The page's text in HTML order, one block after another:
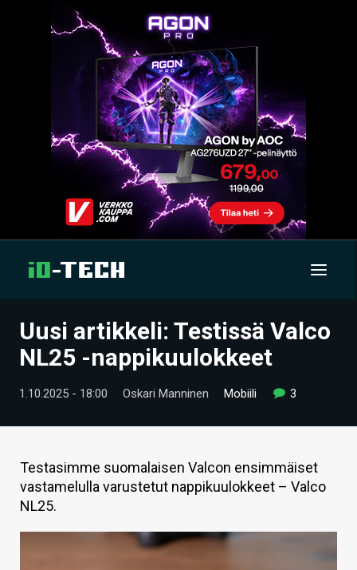
UUTISET
TIETOA
HINTA.FI
Uusi artikkeli: Testissä Valco
NL25 -nappikuulokkeet
1.10.2025 - 18:00 Oskari Manninen Mobiili 3
Testasimme suomalaisen Valcon ensimmäiset
vastamelulla varustetut nappikuulokkeet – Valco
NL25.